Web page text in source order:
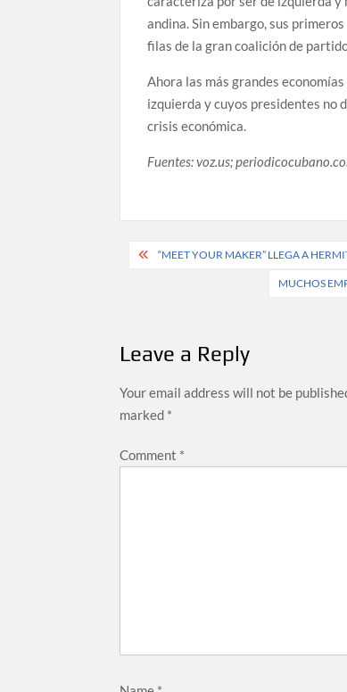
andina. Sin embargo, sus
filas de la gran coalición de
Ahora las más grandes
izquierda y cuyos presidentes no
crisis económica.
Fuentes: voz.us;
Post“MEET YOUR MAKER” LLEGA A
MUCHOS
Leave a Reply
Your email address will not be
marked *
Comment *